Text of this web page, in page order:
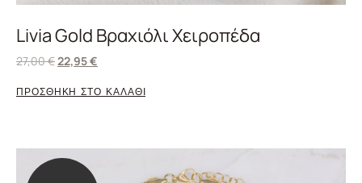
Livia Gold Βραχιόλι Χειροπέδα
27,00€22,95€
ΠΡΟΣΘΗΚΗ ΣΤΟ ΚΑΛΑΘΙ